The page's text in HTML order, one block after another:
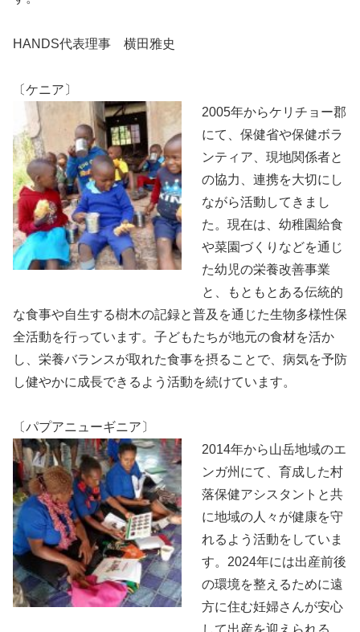
HANDS代表理事 横田雅史
〔ケニア〕
2005年からケリチョー郡
にて、保健省や保健ボラ
ンティア、現地関係者と
の協力、連携を大切にし
ながら活動してきまし
た。現在は、幼稚園給食
や菜園づくりなどを通じ
た幼児の栄養改善事業
と、もともとある伝統的
な食事や自生する樹木の記録と普及を通じた生物多様性保
全活動を行っています。子どもたちが地元の食材を活か
し、栄養バランスが取れた食事を摂ることで、病気を予防
し健やかに成長できるよう活動を続けています。
〔パプアニューギニア〕
2014年から山岳地域のエ
ンガ州にて、育成した村
落保健アシスタントと共
に地域の人々が健康を守
れるよう活動をしていま
す。2024年には出産前後
の環境を整えるために遠
方に住む妊婦さんが安心